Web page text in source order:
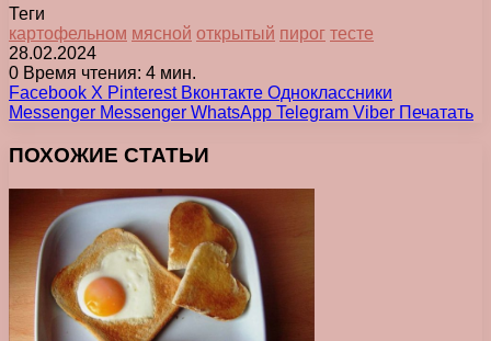
Теги
картофельном мясной открытый пирог тесте
28.02.2024
0 Время чтения: 4 мин.
Facebook X Pinterest Вконтакте Одноклассники
Messenger Messenger WhatsApp Telegram Viber Печатать
ПОХОЖИЕ СТАТЬИ